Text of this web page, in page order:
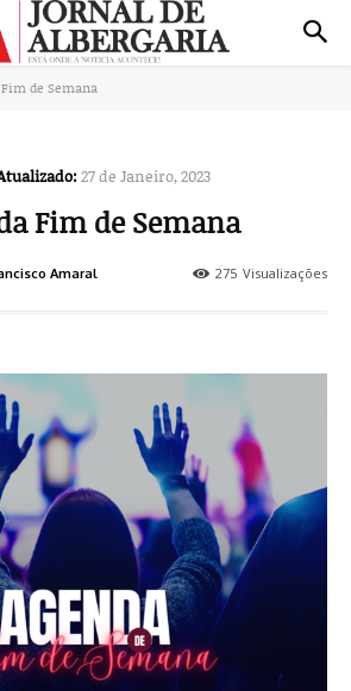
de Semana
27 de Janeiro, 2023
Fim de Semana
275 Visualizações
Amaral